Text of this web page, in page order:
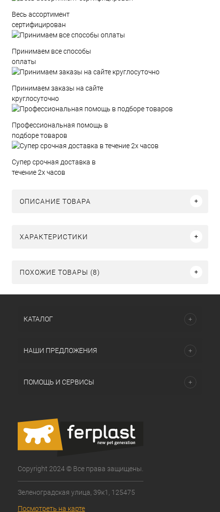
Весь ассортимент
сертифицирован
Принимаем все способы
оплаты
Принимаем заказы на сайте
круглосуточно
Профессиональная помощь в
подборе товаров
Супер срочная доставка в
течение 2х часов
ОПИСАНИЕ ТОВАРА
ХАРАКТЕРИСТИКИ
ПОХОЖИЕ ТОВАРЫ (8)
КАТАЛОГ
НАШИ ПРЕДЛОЖЕНИЯ
ПОМОЩЬ И СЕРВИСЫ
Copyright 2024 © Все права защищены.
Зеленоградская улица, 39к1, 125475
Посмотреть на карте